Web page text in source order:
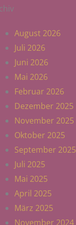
August 2026
Juli 2026
Juni 2026
Mai 2026
Februar 2026
Dezember 2025
November 2025
Oktober 2025
September 2025
Juli 2025
Mai 2025
April 2025
März 2025
November 2024